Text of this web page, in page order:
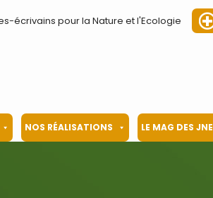
écrivains pour la Nature et l'Ecologie
NOS RÉALISATIONS LE MAG DES JNE